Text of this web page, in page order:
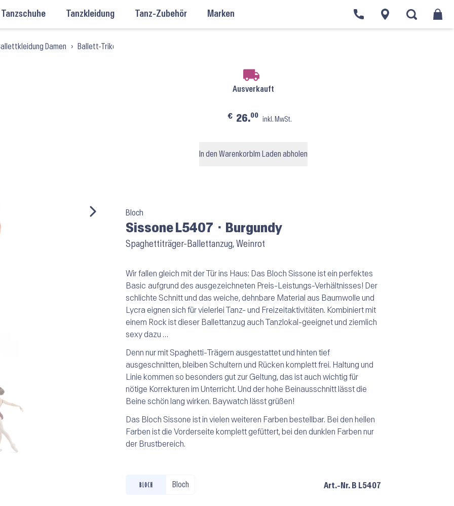
Tanzschuhe Tanzkleidung Tanz-Zubehör Marken
Damen › Ballett-Trikots Damen
Bloch
Sissone L5407 ⬝ Burgundy
Spaghettiträger-Ballettanzug, Weinrot
Ausverkauft
€ 26.00
inkl. MwSt.
In den Warenkorb Im Laden abholen
Wir fallen gleich mit der Tür ins Haus: Das Bloch Sissone ist ein perfektes
Basic aufgrund des ausgezeichneten Preis-Leistungs-Verhältnisses! Der
schlichte Schnitt und das weiche, dehnbare Material aus Baumwolle und
Lycra eignen sich für vielerlei Tanz- und Freizeitaktivitäten. Kombiniert mit
einem Rock ist dieser Ballettanzug auch Tanzlokal-geeignet und ziemlich
sexy dazu …
Denn nur mit Spaghetti-Trägern ausgestattet und hinten tief
ausgeschnitten, bleiben Schultern und Rücken komplett frei. Haltung und
Linie kommen so besonders gut zur Geltung, das ist auch wichtig für
nötige Korrekturen im Unterricht. Und der hohe Beinausschnitt lässt die
Beine schön lang wirken. Baywatch lässt grüßen!
Das Bloch Sissone ist in vielen weiteren Farben bestellbar. Bei den hellen
Farben ist die Vorderseite komplett gefüttert, bei den dunklen Farben nur
der Brustbereich.
Bloch Art.-Nr. B L5407